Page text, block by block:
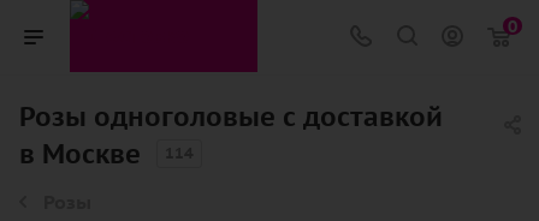
0
Розы одноголовые с доставкой
в Москве